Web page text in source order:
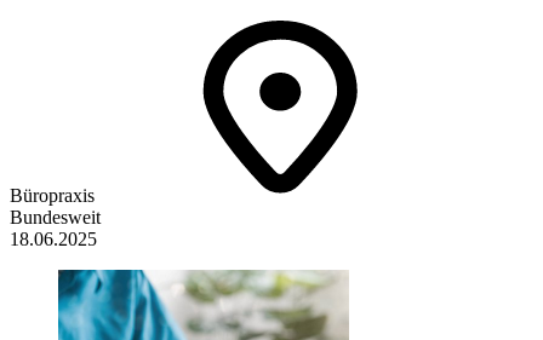
Büropraxis
Bundesweit
18.06.2025